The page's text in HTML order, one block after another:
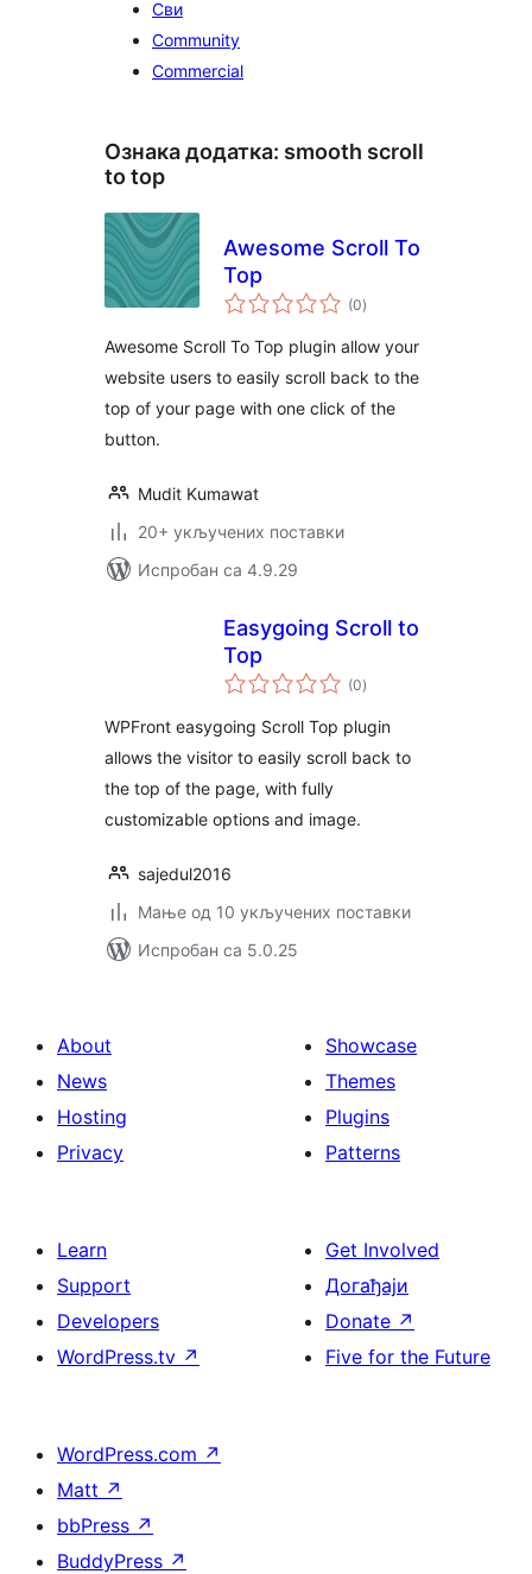
Сви
Community
Commercial
Ознака додатка: smooth scroll
to top
Awesome Scroll To
Top
(0укупних
оцена
)
Awesome Scroll To Top plugin allow your
website users to easily scroll back to the
top of your page with one click of the
button.
Mudit Kumawat
20+ укључених поставки
Испробан са 4.9.29
Easygoing Scroll to
Top
(0укупних
оцена
)
WPFront easygoing Scroll Top plugin
allows the visitor to easily scroll back to
the top of the page, with fully
customizable options and image.
sajedul2016
Мање од 10 укључених поставки
Испробан са 5.0.25
About
News
Hosting
Privacy
Showcase
Themes
Plugins
Patterns
Learn
Support
Developers
WordPress.tv ↗
Get Involved
Догађаји
Donate ↗
Five for the Future
WordPress.com ↗
Matt ↗
bbPress ↗
BuddyPress ↗